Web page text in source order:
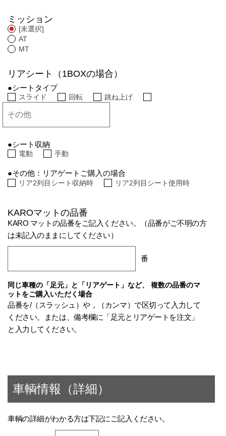
ミッション
[未選択]
AT
MT
リアシート（1BOXの場合）
●シートタイプ
スライド 回転 跳ね上げ
●シート収納
電動 手動
●その他：リアゲートご購入の場合
リア2列目シート収納時 リア2列目シート使用時
KAROマットの品番
KARO マットの品番をご記入ください。（品番がご不明の方
は未記入のままにしてください）
番
同じ車種の「足元」と「リアゲート」など、 複数の品番のマ
ットをご購入いただく場合
品番を/（スラッシュ）や，（カンマ）で区切って入力して
ください。または、備考欄に「足元とリアゲートを注文」
と入力してください。
車輌情報（詳細）
車輌の詳細がわかる方は下記にご記入ください。